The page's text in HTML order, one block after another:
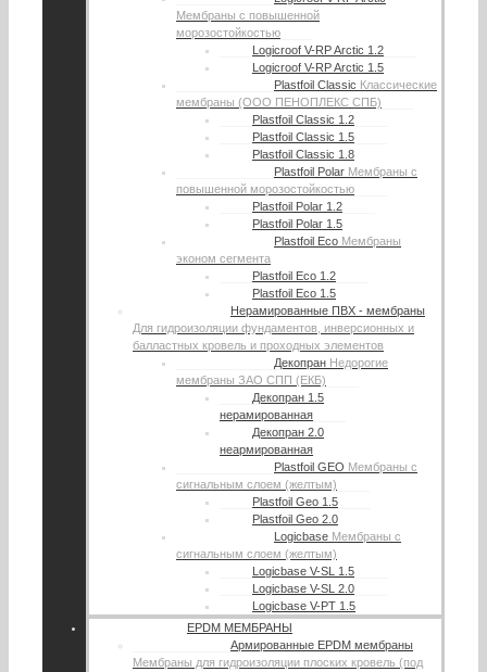
Мембраны с повышенной
морозостойкостью
Logicroof V-RP Arctic 1.2
Logicroof V-RP Arctic 1.5
Plastfoil Classic Классические
мембраны (ООО ПЕНОПЛЕКС СПБ)
Plastfoil Classic 1.2
Plastfoil Classic 1.5
Plastfoil Classic 1.8
Plastfoil Polar Мембраны с
повышенной морозостойкостью
Plastfoil Polar 1.2
Plastfoil Polar 1.5
Plastfoil Eco Мембраны
эконом сегмента
Plastfoil Eco 1.2
Plastfoil Eco 1.5
Нерамированные ПВХ - мембраны
Для гидроизоляции фундаментов, инверсионных и
балластных кровель и проходных элементов
Декопран Недорогие
мембраны ЗАО СПП (ЕКБ)
Декопран 1.5
нерамированная
Декопран 2.0
неармированная
Plastfoil GEO Мембраны с
сигнальным слоем (желтым)
Plastfoil Geo 1.5
Plastfoil Geo 2.0
Logicbase Мембраны с
сигнальным слоем (желтым)
Logicbase V-SL 1.5
Logicbase V-SL 2.0
Logicbase V-PT 1.5
EPDM МЕМБРАНЫ
Армированные EPDM мембраны
Мембраны для гидроизоляции плоских кровель (под